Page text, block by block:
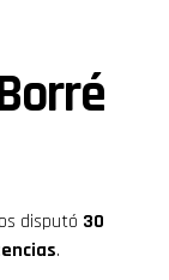
disputó 30
.